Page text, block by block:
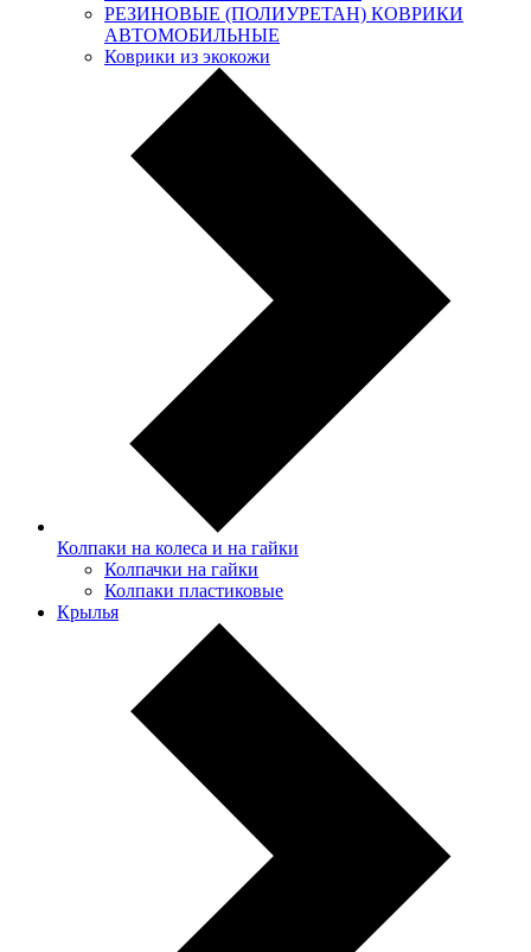
РЕЗИНОВЫЕ (ПОЛИУРЕТАН) КОВРИКИ
АВТОМОБИЛЬНЫЕ
Коврики из экокожи
Колпаки на колеса и на гайки
Колпачки на гайки
Колпаки пластиковые
Крылья